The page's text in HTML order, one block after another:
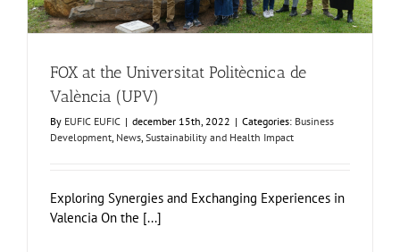
FOX at the Universitat Politècnica de
València (UPV)
By EUFIC EUFIC | december 15th, 2022 | Categories: Business
Development News Sustainability and Health Impact
Exploring Synergies and Exchanging Experiences in
Valencia On the [...]